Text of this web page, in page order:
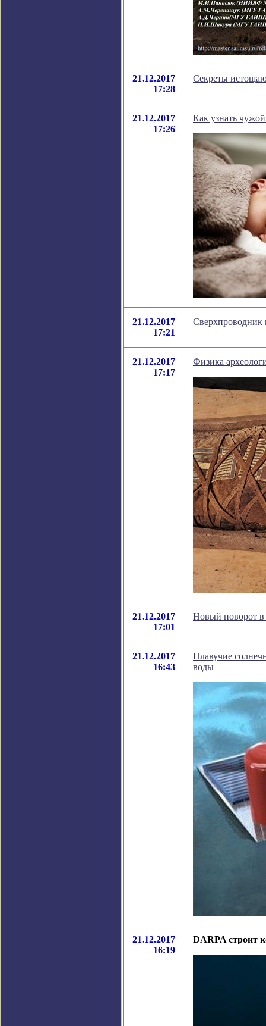
21.12.2017
17:28
Секреты
21.12.2017
17:26
Как узнать
21.12.2017
17:21
Сверхпроводник
21.12.2017
17:17
Физика
21.12.2017
17:01
Новый поворот в
21.12.2017
16:43
Плавучие
воды
21.12.2017
16:19
DARPA строит